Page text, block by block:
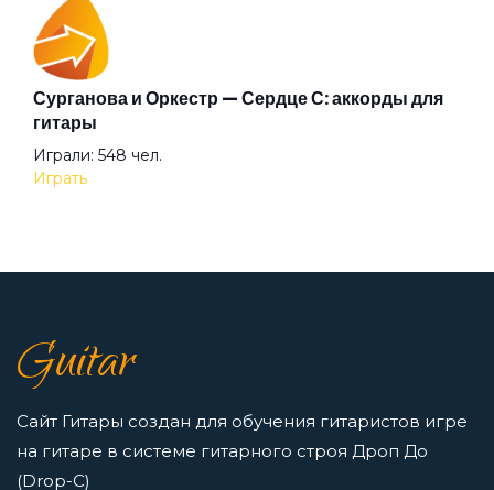
Аккорды для начинающих играть на гитаре —
легкие и простые песни на гитаре
Просмотров: 23277 чел.
Перейти
7 нот в музыке: До, Ре, Ми, Фа, Соль, Ля, Си —
Просмотров: 16423 чел.
Перейти
Сурганова и Оркестр — Сердце С: аккорды для
гитары
Играли: 548 чел.
Играть
Guitar
Сайт Гитары создан для обучения гитаристов игре
на гитаре в системе гитарного строя Дроп До
(Drop-C)